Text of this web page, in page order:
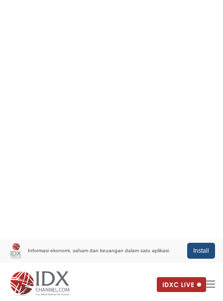
Informasi ekonomi, saham dan keuangan dalam satu aplikasi. Install